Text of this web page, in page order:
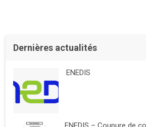
Dernières actualités
ENEDIS